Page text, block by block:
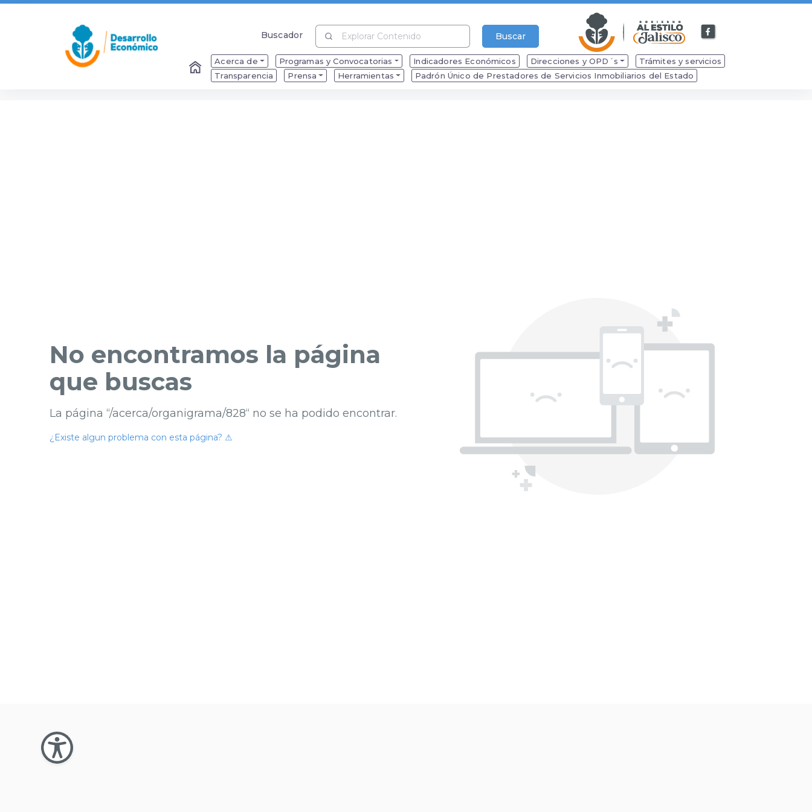
Buscador
Buscar
Facebook
de
Secretaría
de
Acerca de Programas y Convocatorias Indicadores Económicos Direcciones y OPD´s
Trámites y servicios
Transparencia
Prensa Herramientas Padrón Único de Prestadores de Servicios Inmobiliarios del Estado
No encontramos la página
que buscas
La página “/acerca/organigrama/828“ no se ha podido encontrar.
¿Existe algun problema con esta página? ⚠︎